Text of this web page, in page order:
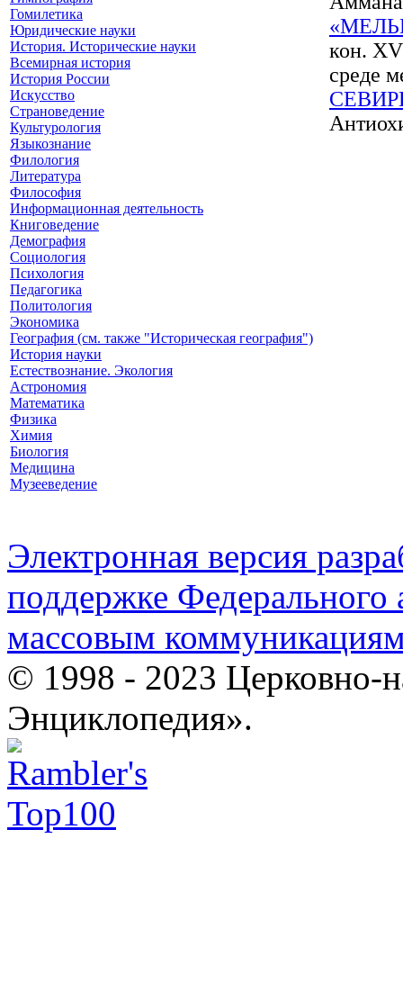
Гомилетика
Юридические науки
История. Исторические науки
Всемирная история
История России
Искусство
Страноведение
Культурология
Языкознание
Филология
Литература
Философия
Информационная деятельность
Книговедение
Демография
Социология
Психология
Педагогика
Политология
Экономика
География (см. также "Историческая география")
История науки
Естествознание. Экология
Астрономия
Математика
Физика
Химия
Биология
Медицина
Музееведение
кон.
среде
Электронная версия
поддержке Федерального
массовым
© 1998 - 2023 Церковно-
Энциклопедия».